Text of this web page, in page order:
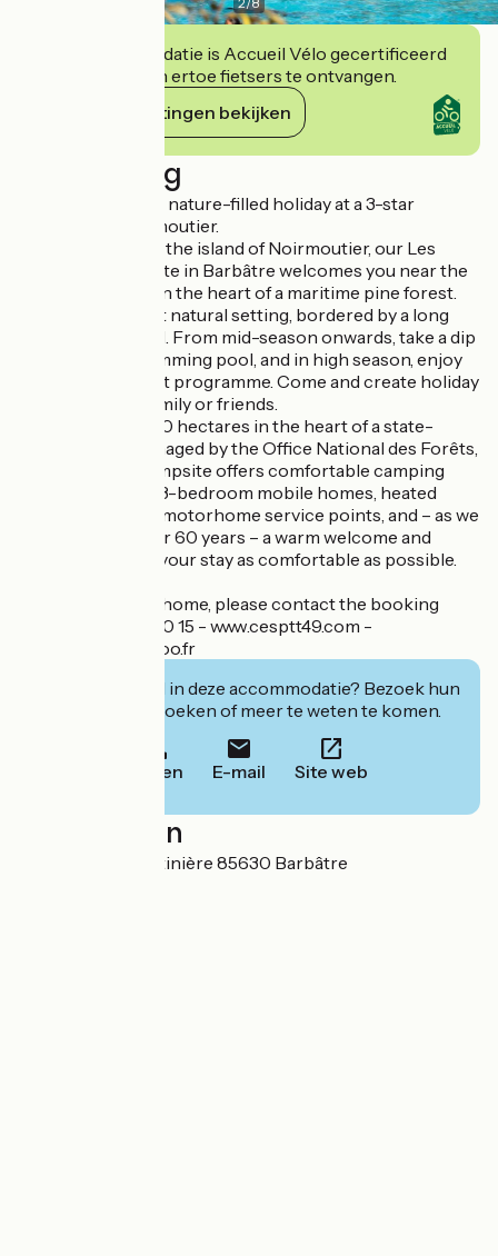
Deze accommodatie is Accueil Vélo gecertificeerd
en verbindt zich ertoe fietsers te ontvangen.
Haar verplichtingen bekijken
Beschrijving
Treat yourself to a nature-filled holiday at a 3-star
campsite in Noirmoutier.
As the gateway to the island of Noirmoutier, our Les
Onchères campsite in Barbâtre welcomes you near the
Passage du Gois, in the heart of a maritime pine forest.
Stay in an unspoilt natural setting, bordered by a long
beach of fine sand. From mid-season onwards, take a dip
in our heated swimming pool, and in high season, enjoy
our entertainment programme. Come and create holiday
memories with family or friends.
Spanning nearly 10 hectares in the heart of a state-
owned forest managed by the Office National des Forêts,
Les Onchères campsite offers comfortable camping
pitches and 2- to 3-bedroom mobile homes, heated
sanitary facilities, motorhome service points, and – as we
have done for over 60 years – a warm welcome and
services to make your stay as comfortable as possible.
To book a mobile home, please contact the booking
centre: 02 41 79 00 15 - www.cesptt49.com -
cesptt49@wanadoo.fr
Geïnteresseerd in deze accommodatie? Bezoek hun
website om te boeken of meer te weten te komen.
Bellen E-mail Site web
Localisation
Chemin de la Martinière 85630 Barbâtre